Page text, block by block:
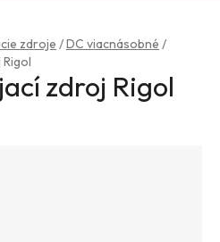
zdroje /DC viacnásobné /
zdroj Rigol